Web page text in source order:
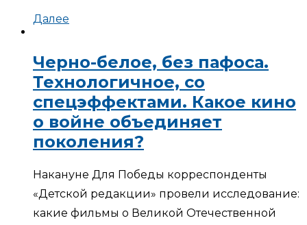
Далее
Черно-белое, без пафоса.
Технологичное, со
спецэффектами. Какое кино
о войне объединяет
поколения?
Накануне Для Победы корреспонденты
«Детской редакции» провели исследование:
какие фильмы о Великой Отечественной